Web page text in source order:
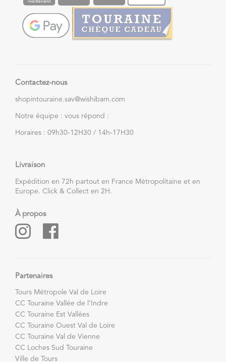
Contactez-nous
shopintouraine.sav@wishibam.com
Notre équipe : vous répond :
Horaires : 09h30-12H30 / 14h-17H30
Livraison
Expédition en 72h partout en France Métropolitaine et en
Europe. Click & Collect en 2H.
À propos
Partenaires
Tours Métropole Val de Loire
CC Touraine Vallée de l’Indre
CC Touraine Est Vallées
CC Touraine Ouest Val de Loire
CC Touraine Val de Vienne
CC Loches Sud Touraine
Ville de Tours